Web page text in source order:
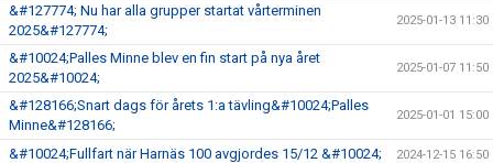
&#127774; Nu har alla grupper startat vårterminen
2025&#127774;
2025-01-13 11:30
&#10024;Palles Minne blev en fin start på nya året
2025&#10024;
2025-01-07 11:50
&#128166;Snart dags för årets 1:a tävling&#10024;Palles
Minne&#128166;
2025-01-01 15:00
&#10024;Fullfart när Harnäs 100 avgjordes 15/12 &#10024; 2024-12-15 16:50